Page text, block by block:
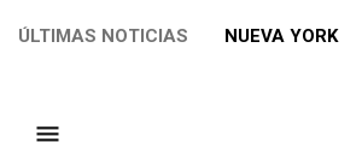
ÚLTIMAS NOTICIAS NUEVA YORK